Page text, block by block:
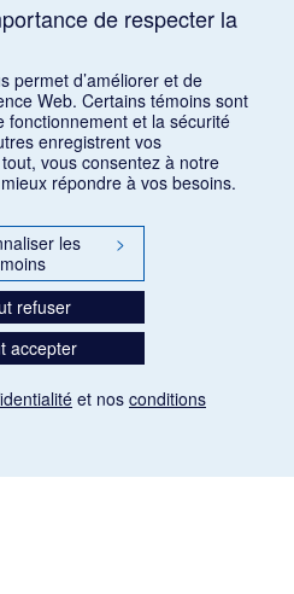
de respecter la
permet d’améliorer et de
Web. Certains témoins sont
fonctionnement et la sécurité
enregistrent vos
vous consentez à notre
répondre à vos besoins.
les
>
refuser
accepter
et nos conditions